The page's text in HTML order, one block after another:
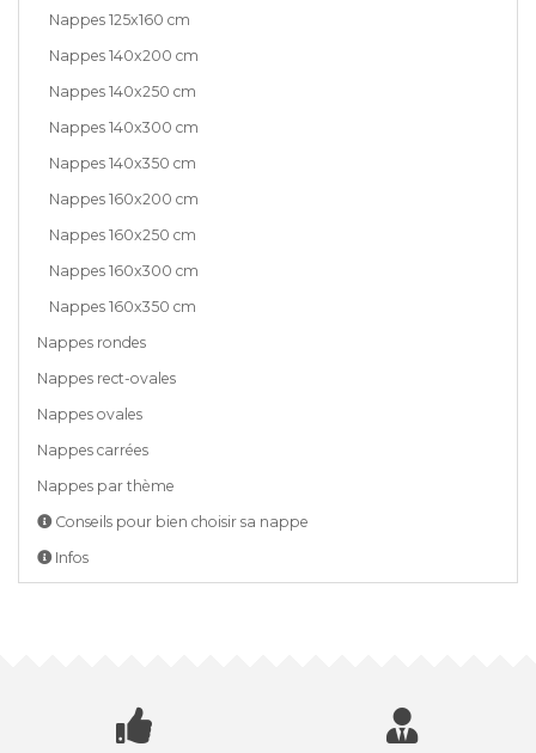
Nappes 125x160 cm
Nappes 140x200 cm
Nappes 140x250 cm
Nappes 140x300 cm
Nappes 140x350 cm
Nappes 160x200 cm
Nappes 160x250 cm
Nappes 160x300 cm
Nappes 160x350 cm
Nappes rondes
Nappes rect-ovales
Nappes ovales
Nappes carrées
Nappes par thème
Conseils pour bien choisir sa nappe
Infos